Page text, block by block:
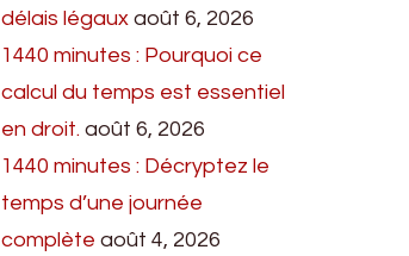
délais légaux août 6, 2026
1440 minutes : Pourquoi ce
calcul du temps est essentiel
en droit. août 6, 2026
1440 minutes : Décryptez le
temps d’une journée
complète août 4, 2026